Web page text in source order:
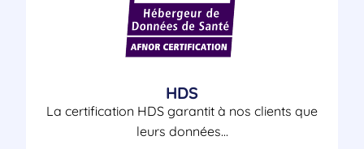
HDS
La certification HDS garantit à nos clients que
leurs données...